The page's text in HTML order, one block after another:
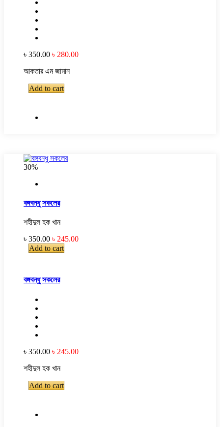
৳ 350.00 ৳ 280.00
আকতার এম জামান
Add to cart
30%
বঙ্গবন্ধু সকলের
শহীদুল হক খান
৳ 350.00 ৳ 245.00
Add to cart
বঙ্গবন্ধু সকলের
৳ 350.00 ৳ 245.00
শহীদুল হক খান
Add to cart